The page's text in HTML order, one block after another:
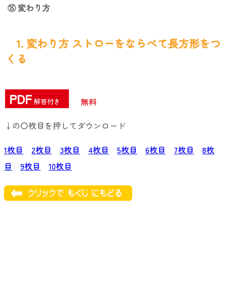
⑮ 変わり方
1. 変わり方 ストローをならべて長方形をつ
くる
PDF 解答付き
無料
↓の〇枚目を押してダウンロード
1枚目
2枚目 3枚目 4枚目 5枚目 6枚目 7枚目
8枚
目
9枚目 10枚目